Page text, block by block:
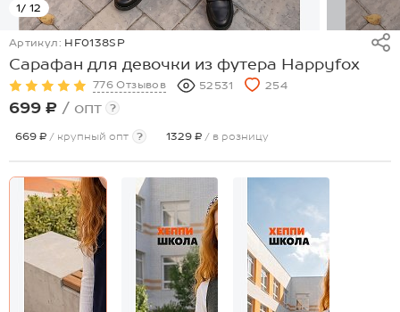
1/ 12
Артикул: HF0138SP
Сарафан для девочки из футера Happyfox
776 Отзывов 52531 254
699 ₽ / опт ?
669 ₽ / крупный опт ? 1329 ₽ / в розницу